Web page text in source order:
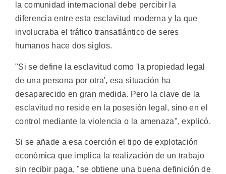
la comunidad internacional debe percibir la
diferencia entre esta esclavitud moderna y la que
involucraba el tráfico transatlántico de seres
humanos hace dos siglos.
"Si se define la esclavitud como 'la propiedad legal
de una persona por otra', esa situación ha
desaparecido en gran medida. Pero la clave de la
esclavitud no reside en la posesión legal, sino en el
control mediante la violencia o la amenaza", explicó.
Si se añade a esa coerción el tipo de explotación
económica que implica la realización de un trabajo
sin recibir paga, "se obtiene una buena definición de